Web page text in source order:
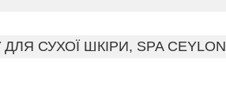
СУХОЇ ШКІРИ, SPA CEYLON